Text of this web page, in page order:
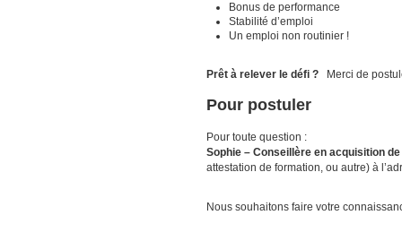
Bonus de performance
Stabilité d’emploi
Un emploi non routinier !
Prêt à relever le défi ? Merci de
Pour postuler
Pour toute question :
Sophie – Conseillère en acquisition
attestation de formation, ou autre) à
Nous souhaitons faire votre